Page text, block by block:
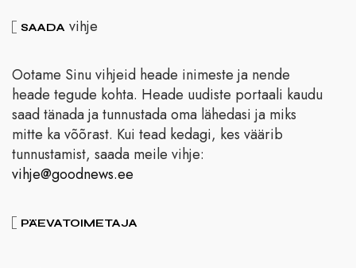
SAADA vihje
Ootame Sinu vihjeid heade inimeste ja nende
heade tegude kohta. Heade uudiste portaali kaudu
saad tänada ja tunnustada oma lähedasi ja miks
mitte ka võõrast. Kui tead kedagi, kes väärib
tunnustamist, saada meile vihje:
vihje@goodnews.ee
PÄEVATOIMETAJA